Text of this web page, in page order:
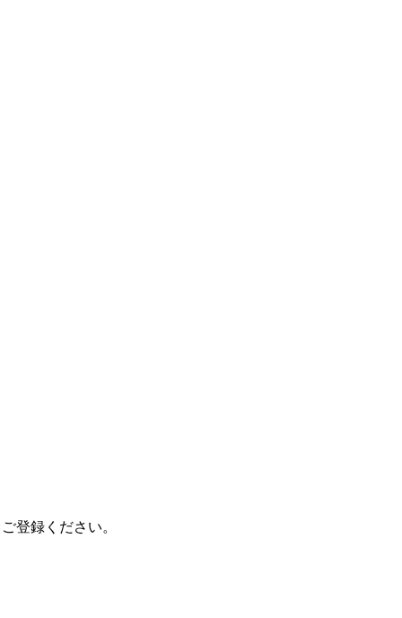
登録ください。